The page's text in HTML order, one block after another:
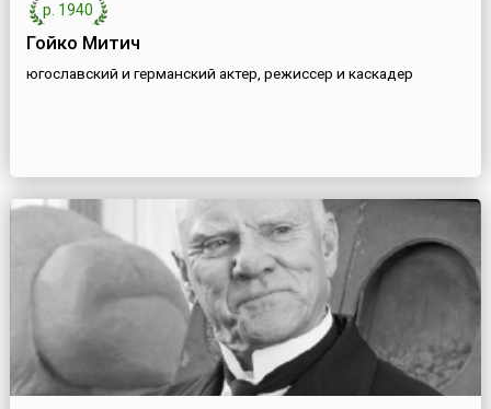
р. 1940
Гойко Митич
югославский и германский актер, режиссер и каскадер